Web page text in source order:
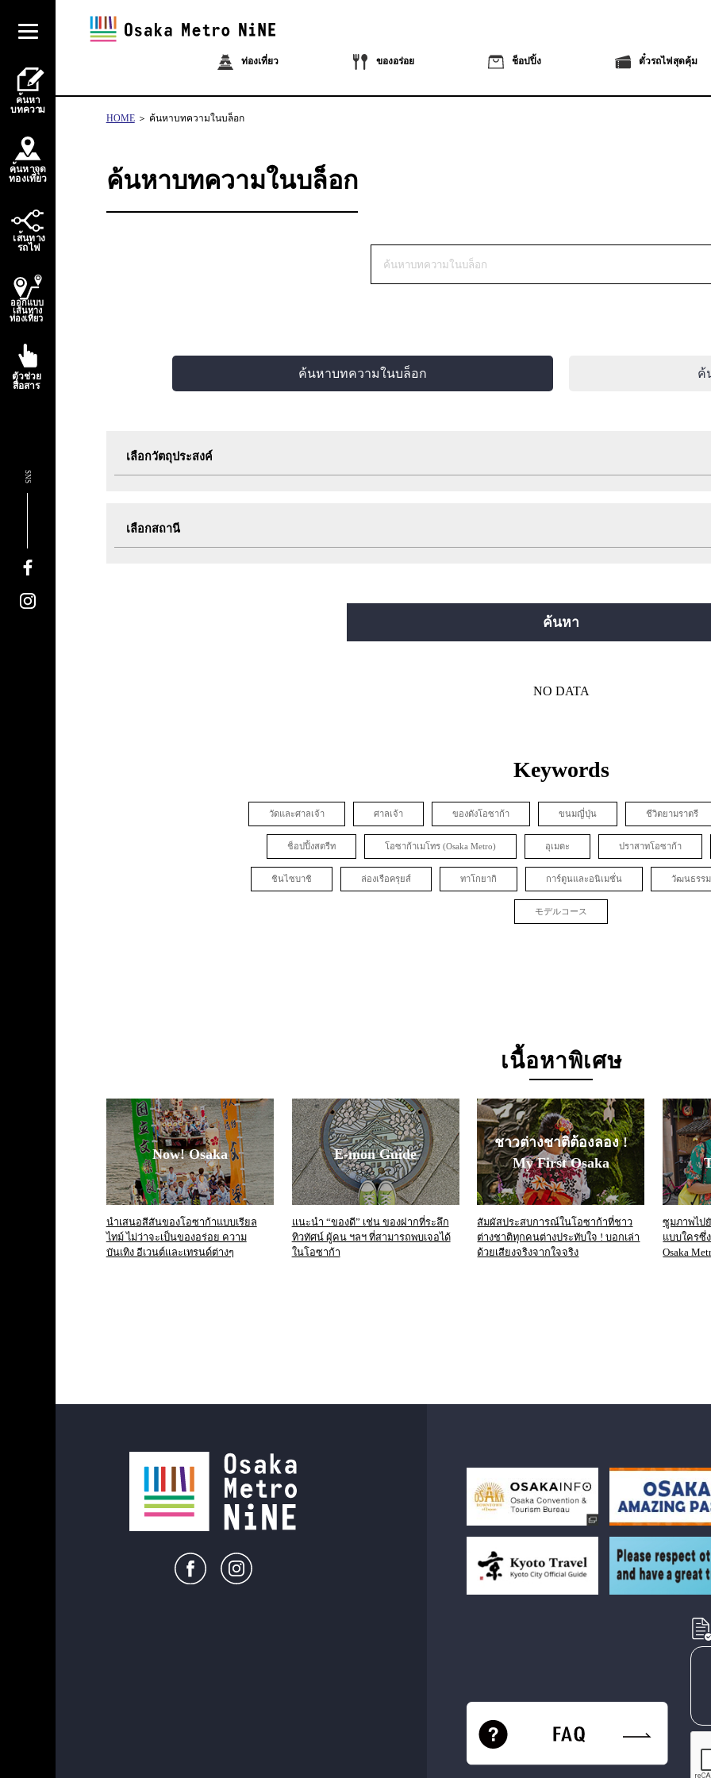
ท่องเที่ยว ของอร่อย ช็อปปิ้ง ตั๋วรถไฟสุดคุ้ม
ค้นหา
บทความ
ค้นหาจุด
ท่องเท
ี่ยว
เส้นทาง
รถไฟ
ออกแบบ
เส้นทาง
ท่องเที่ยว
ตัวช่วย
สื่อสาร
SNS
HOME ค้นหาบทความในบล็อก
ค้นหาบทความในบล็อก
ค้นหาบทความในบล็อก ค้
เลือกวัตถุประสงค์
กิจกรรมอีเวนต์ ตั๋ว เกร็ดท่องเที่ยวน่ารู้ อื่นๆ
เลือกสถานี
ค้นหา
NO DATA
Keywords
วัดและศาลเจ้า ศาลเจ้า ของดังโอซาก้า ขนมญี่ปุ่น ชีวิตยามราตรี
ช็อปปิ้งสตรีท โอซาก้าเมโทร (Osaka Metro) อุเมดะ ปราสาทโอซาก้า
ชินไซบาชิ ล่องเรือครุยส์ ทาโกยากิ การ์ตูนและอนิเมชั่น วัฒนธรร
モデルコース
เนื้อหาพิเศษ
Now! Osaka
นำเสนอสีสันของโอซาก้าแบบเรียล
ไทม์ ไม่ว่าจะเป็นของอร่อย ความ
บันเทิง อีเวนต์และเทรนด์ต่างๆ
E-mon Guide
แนะนำ “ของดี” เช่น ของฝากที่ระลึก
ทิวทัศน์ ผู้คน ฯลฯ ที่สามารถพบเจอได้
ในโอซาก้า
ชาวต่างชาติต้องลอง !
My First Osaka
สัมผัสประสบการณ์ในโอซาก้าที่ชาว
ต่างชาติทุกคนต่างประทับใจ ! บอกเล่า
ด้วยเสียงจริงจากใจจริง
ซูมภาพไป
แบบใครซึ่
Osaka